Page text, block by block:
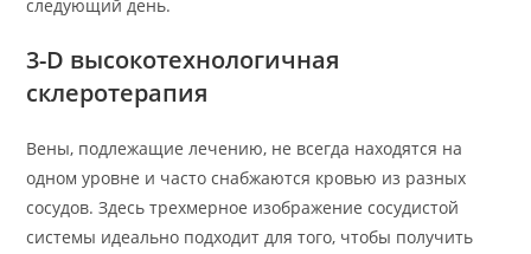
следующий день.
3-D высокотехнологичная
склеротерапия
Вены, подлежащие лечению, не всегда находятся на
одном уровне и часто снабжаются кровью из разных
сосудов. Здесь трехмерное изображение сосудистой
системы идеально подходит для того, чтобы получить